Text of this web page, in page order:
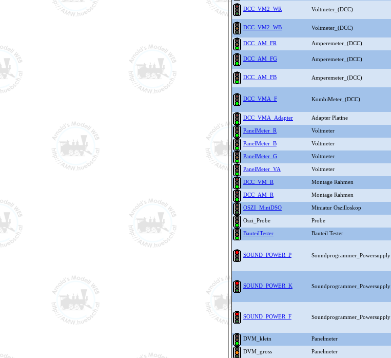
DCC_VM2_WR Voltmeter_(DCC)
DCC_VM2_WB Voltmeter_(DCC)
DCC_AM_FR Amperemeter_(DCC)
DCC_AM_FG Amperemeter_(DCC)
DCC_AM_FB Amperemeter_(DCC)
DCC_VMA_F KombiMeter_(DCC)
DCC_VMA_Adapter Adapter Platine
PanelMeter_R Voltmeter
PanelMeter_B Voltmeter
PanelMeter_G Voltmeter
PanelMeter_VA Voltmeter
DCC_VM_R Montage Rahmen
DCC_AM_R Montage Rahmen
OSZI_MiniDSO Miniatur Oszilloskop
Oszi_Probe Probe
BauteilTester Bauteil Tester
SOUND_POWER_P Soundprogrammer_Powersupply
SOUND_POWER_K Soundprogrammer_Powersupply
SOUND_POWER_F Soundprogrammer_Powersupply
DVM_klein Panelmeter
DVM_gross Panelmeter